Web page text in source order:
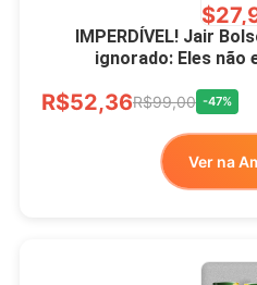
IMPERDÍVEL! Jair
ignorado: Eles não
R$52,36R$99,00 -47%
Ver na